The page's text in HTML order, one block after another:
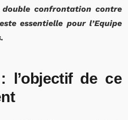
confrontation contre
essentielle pour l’Equipe
l’objectif de ce